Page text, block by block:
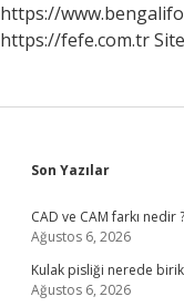
https://
https://fefe.com.tr
Sidebar
Son Yazılar
CAD ve CAM farkı nedir ?
Ağustos 6, 2026
Kulak pisliği nerede
Ağustos 6, 2026